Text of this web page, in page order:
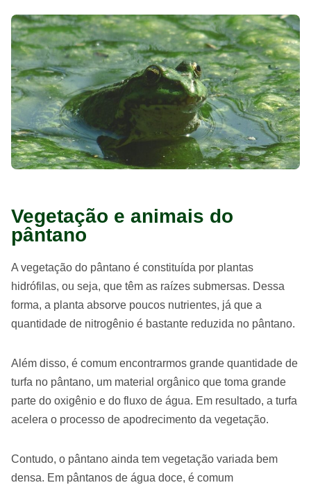
Vegetação e animais do
pântano
A vegetação do pântano é constituída por plantas
hidrófilas, ou seja, que têm as raízes submersas. Dessa
forma, a planta absorve poucos nutrientes, já que a
quantidade de nitrogênio é bastante reduzida no pântano.
Além disso, é comum encontrarmos grande quantidade de
turfa no pântano, um material orgânico que toma grande
parte do oxigênio e do fluxo de água. Em resultado, a turfa
acelera o processo de apodrecimento da vegetação.
Contudo, o pântano ainda tem vegetação variada bem
densa. Em pântanos de água doce, é comum